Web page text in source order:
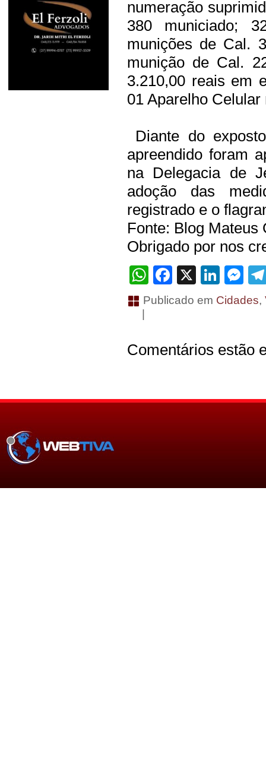
numeração
380 municiado;
munições de Cal.
munição de Cal.
3.210,00 reais em
01 Aparelho
Diante do
apreendido foram
na Delegacia de
adoção das
registrado e o
Fonte: Blog
Obrigado por nos
WhatsApp
Facebook
X
Publicado em Cidades,
Comentários estão